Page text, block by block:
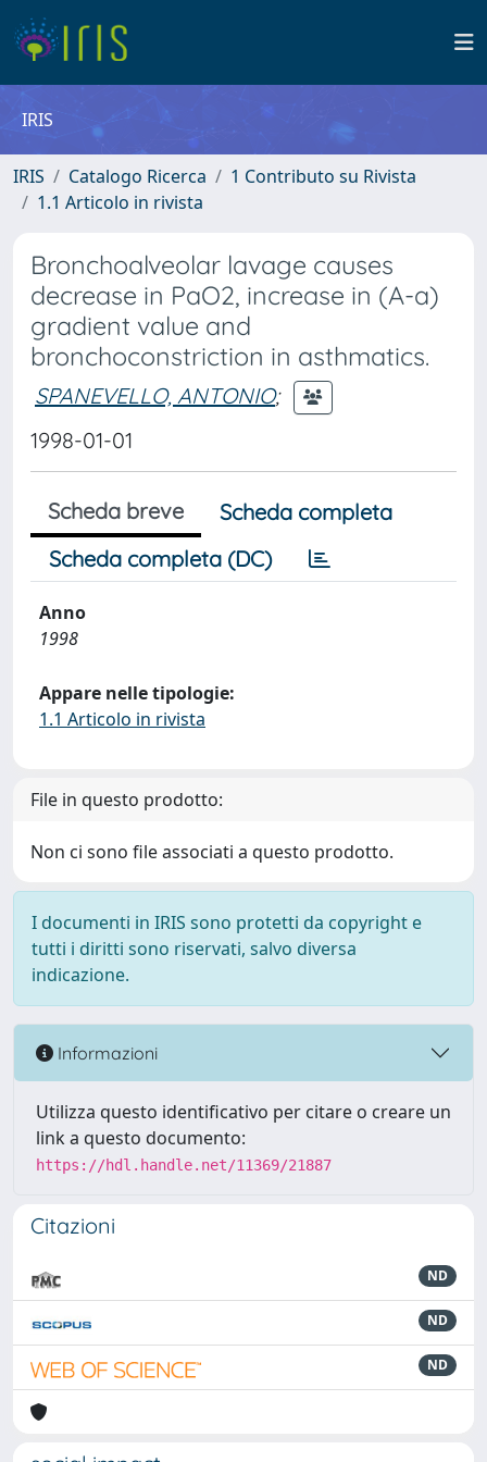
IRIS
IRIS Catalogo Ricerca
1 Contributo su Rivista
1.1 Articolo in rivista
Bronchoalveolar lavage causes
decrease in PaO2, increase in (A-a)
gradient value and
bronchoconstriction in asthmatics.
SPANEVELLO, ANTONIO;
1998-01-01
Scheda breve
Scheda completa
Scheda completa (DC)
Anno
1998
Appare nelle tipologie:
1.1 Articolo in rivista
File in questo prodotto:
Non ci sono file associati a questo prodotto.
I documenti in IRIS sono protetti da copyright e
tutti i diritti sono riservati, salvo diversa
indicazione.
Informazioni
Utilizza questo identificativo per citare o creare un
link a questo documento:
https://hdl.handle.net/11369/21887
Citazioni
ND
ND
ND